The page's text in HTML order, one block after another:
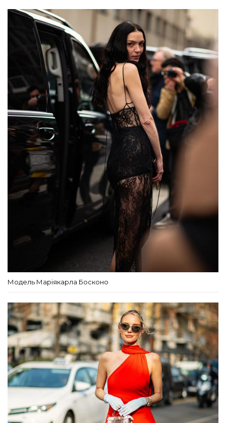
Модель Маріякарла Босконо